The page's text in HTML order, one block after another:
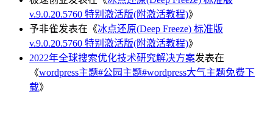
v.9.0.20.5760 特别激活版(附激活教程)》
予非雀发表在《冰点还原(Deep Freeze) 标准版
v.9.0.20.5760 特别激活版(附激活教程)》
2022年全球搜索优化技术研究解决方案发表在
《wordpress主题#公园主题#wordpress大气主题免费下
载》